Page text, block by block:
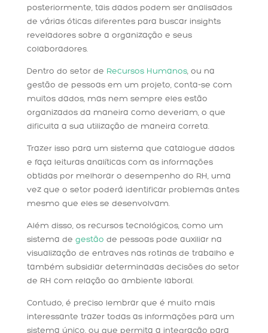
posteriormente, tais dados podem ser analisados
de várias óticas diferentes para buscar insights
reveladores sobre a organização e seus
colaboradores.
Dentro do setor de Recursos Humanos, ou na
gestão de pessoas em um projeto, conta-se com
muitos dados, mas nem sempre eles estão
organizados da maneira como deveriam, o que
dificulta a sua utilização de maneira correta.
Trazer isso para um sistema que catalogue dados
e faça leituras analíticas com as informações
obtidas por melhorar o desempenho do RH, uma
vez que o setor poderá identificar problemas antes
mesmo que eles se desenvolvam.
Além disso, os recursos tecnológicos, como um
sistema de gestão de pessoas pode auxiliar na
visualização de entraves nas rotinas de trabalho e
também subsidiar determinadas decisões do setor
de RH com relação ao ambiente laboral.
Contudo, é preciso lembrar que é muito mais
interessante trazer todas as informações para um
sistema único, ou que permita a integração para